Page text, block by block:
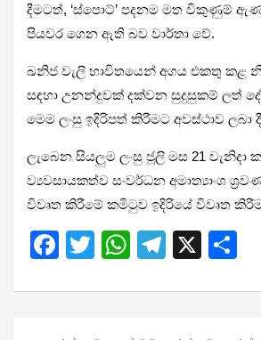
දීමටත්, ‘ස්පොට්’ පදනම මත විකුණුම්
පියවර ගෙන ඇති බව වාර්තා වේ.
ඛනිජ වැලි භාවිතයෙන් අගය එකතු කළ
සඳහා උනන්දුවක් දක්වන සුදුසුකම් ලත්
මෙම ලංසු ඉදිරිපත් කිරීමට අවස්ථාව ලබා
ලැබෙන සියලුම ලංසු ජූලි මස 21 වැනිදා
ව්‍යවසායකත්ව සංවර්ධන අමාත්‍යාංශ
විවෘත කිරීමේ කමිටුව ඉදිරියේ විවෘත
F
ce
b
T
tt
er
W
at
s
T
e
gr
X
ar
e